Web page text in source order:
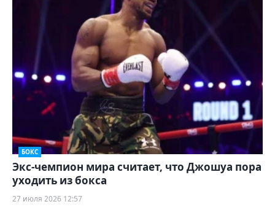
БОКС
Экс-чемпион мира считает, что Джошуа пора
уходить из бокса
27 июля 2026 12:57